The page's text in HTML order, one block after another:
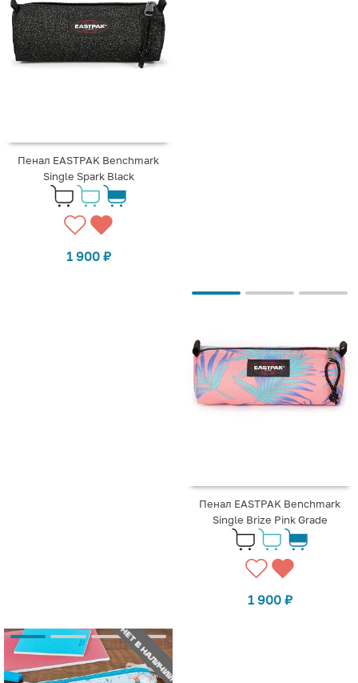
Пенал EASTPAK Benchmark
Single Spark Black
1 900 ₽
Пенал EASTPAK Benchmark
Single Brize Pink Grade
1 900 ₽
НЕТ В НАЛИЧИИ